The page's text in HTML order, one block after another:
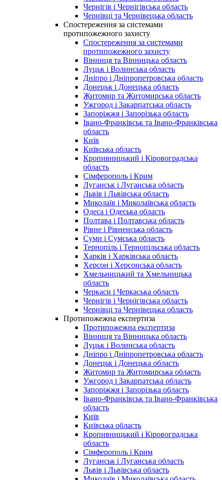
Чернігів і Чернігівська область
Чернівці та Чернівецька область
Спостереження за системами
протипожежного захисту
Спостереження за системами
протипожежного захисту
Вінниця та Вінницька область
Луцьк і Волинська область
Дніпро і Дніпропетровська область
Донецьк і Донецька область
Житомир та Житомирська область
Ужгород і Закарпатська область
Запоріжжя і Запорізька область
Івано-Франківськ та Івано-Франківська
область
Київ
Київська область
Кропивницький і Кіровоградська
область
Сімферополь і Крим
Луганськ і Луганська область
Львів і Львівська область
Миколаїв і Миколаївська область
Одеса і Одеська область
Полтава і Полтавська область
Рівне і Рівненська область
Суми і Сумська область
Тернопіль і Тернопільська область
Харків і Харківська область
Херсон і Херсонська область
Хмельницький та Хмельницька
область
Черкаси і Черкаська область
Чернігів і Чернігівська область
Чернівці та Чернівецька область
Протипожежна експертиза
Протипожежна експертиза
Вінниця та Вінницька область
Луцьк і Волинська область
Дніпро і Дніпропетровська область
Донецьк і Донецька область
Житомир та Житомирська область
Ужгород і Закарпатська область
Запоріжжя і Запорізька область
Івано-Франківськ та Івано-Франківська
область
Київ
Київська область
Кропивницький і Кіровоградська
область
Сімферополь і Крим
Луганськ і Луганська область
Львів і Львівська область